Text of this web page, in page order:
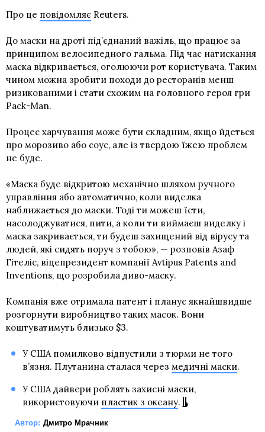
Про це повідомляє Reuters.
До маски на дроті під’єднаний важіль, що працює за
принципом велосипедного гальма. Під час натискання
маска відкривається, оголюючи рот користувача. Таким
чином можна зробити походи до ресторанів менш
ризикованими і стати схожим на головного героя гри
Pack-Man.
Процес харчування може бути складним, якщо йдеться
про морозиво або соус, але із твердою їжею проблем
не буде.
«Маска буде відкритою механічно шляхом ручного
управління або автоматично, коли виделка
наближається до маски. Тоді ти можеш їсти,
насолоджуватися, пити, а коли ти виймаєш виделку і
маска закривається, ти будеш захищений від вірусу та
людей, які сидять поруч з тобою», — розповів Азаф
Гітеліс, віцепрезидент компанії Avtipus Patents and
Inventions, що розробила диво-маску.
Компанія вже отримала патент і планує якнайшвидше
розгорнути виробництво таких масок. Вони
коштуватимуть близько $3.
У США помилково відпустили з тюрми не того
в’язня. Плутанина сталася через медичні маски.
У США дайвери роблять захисні маски,
використовуючи пластик з океану.
Автор: Дмитро Мрачник